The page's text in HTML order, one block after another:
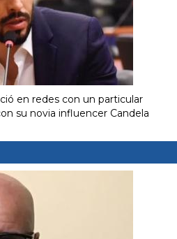
en redes con un particular
su novia influencer Candela